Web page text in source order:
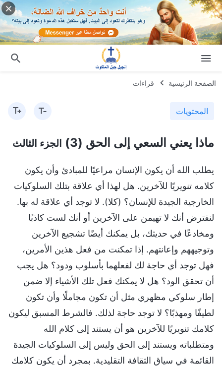
الصفحة الرئيسية قراءات
المحتويات
ماذا يعني السعي إلى الحق (3) الجزء الثالث
يطلب الله أن يكون الإنسان مراعيًا للمبادئ وأن يكون
كلامه تنويريًا للآخرين. هل لهذا أي علاقة بتلك السلوكيات
الخارجية الجيدة للإنسان؟ (كلا). لا توجد أي علاقة له بها.
لنفترض أنك لا تهيمن على الآخرين أو أنك لست كاذبًا
ومخادعًا في حديثك، بل يمكنك أيضًا تشجيع الآخرين
وتوجيههم وإعانتهم. إذا تمكنت من فعل هذين الأمرين،
فهل توجد أي حاجة لك لفعلهما بأسلوب ودود؟ هل يجب
أن تحقق الود؟ هل لا يمكنك فعل تلك الأشياء إلا ضمن
إطار سلوكي مظهري مثل أن تكون مجاملًا وأن تكون
لطيفًا ومهذبًا؟ لا توجد حاجة لذلك. فالشرط المسبق ليكون
كلامك تنويريًا للآخرين هو أن يستند إلى كلام الله
ومتطلباته ويستند إلى الحق وليس إلى السلوكيات الجيدة
القائمة في سياق الثقافة التقليدية. بمجرد أن يكون كلامك